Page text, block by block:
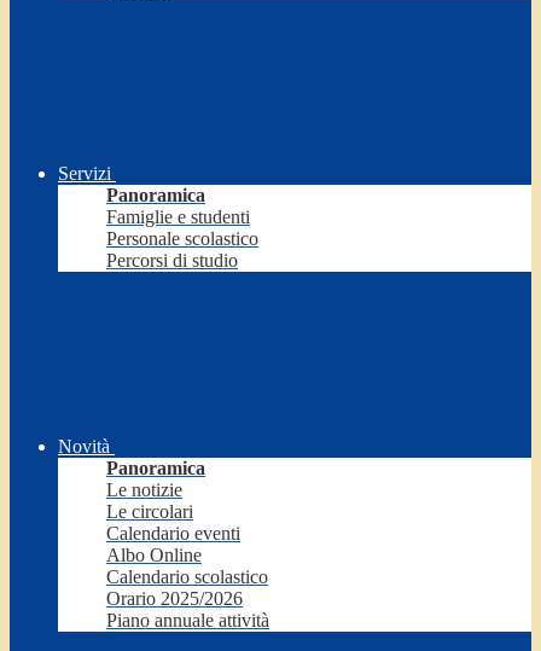
Servizi
Panoramica
Famiglie e studenti
Personale scolastico
Percorsi di studio
Novità
Panoramica
Le notizie
Le circolari
Calendario eventi
Albo Online
Calendario scolastico
Orario 2025/2026
Piano annuale attività